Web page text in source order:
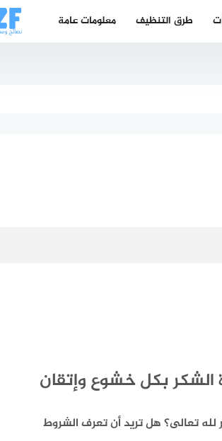
معلومات عامة طرق التنظيف
بكل خشوع وإتقان
تعالى؟ هل تريد أن تعرف الشروط